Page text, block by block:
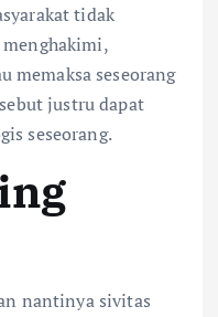
tidak
memaksa seseorang
justru dapat
seseorang.
nantinya sivitas